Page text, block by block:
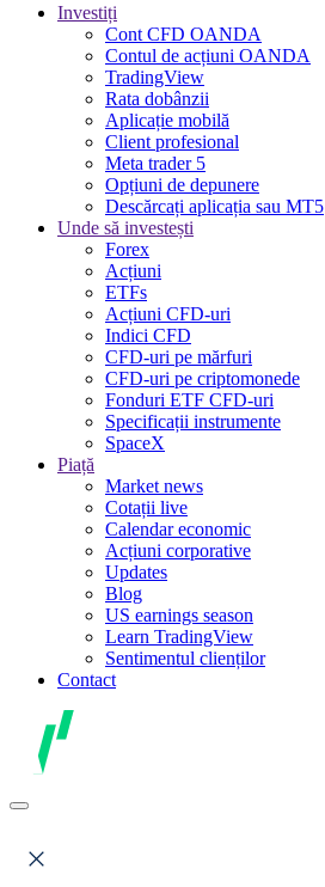
Investiți
Cont CFD OANDA
Contul de acțiuni OANDA
TradingView
Rata dobânzii
Aplicație mobilă
Client profesional
Meta trader 5
Opțiuni de depunere
Descărcați aplicația sau MT5
Unde să investești
Forex
Acțiuni
ETFs
Acțiuni CFD-uri
Indici CFD
CFD-uri pe mărfuri
CFD-uri pe criptomonede
Fonduri ETF CFD-uri
Specificații instrumente
SpaceX
Piață
Market news
Cotații live
Calendar economic
Acțiuni corporative
Updates
Blog
US earnings season
Learn TradingView
Sentimentul clienților
Contact